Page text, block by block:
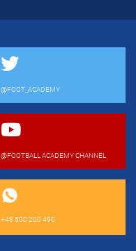
@FOOT_ACADEMY
@FOOTBALL ACADEMY CHANNEL
+48 500 200 490